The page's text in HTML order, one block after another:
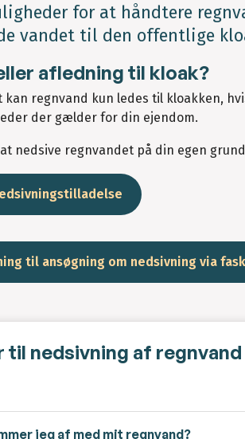
for at håndtere
vandet til den offentlige
afledning til kloak?
kan regnvand kun ledes til kloakken,
der gælder for din ejendom.
nedsive regnvandet på din egen
til ansøgning om nedsivning via
til nedsivning af regnvand
jeg af med mit regnvand?